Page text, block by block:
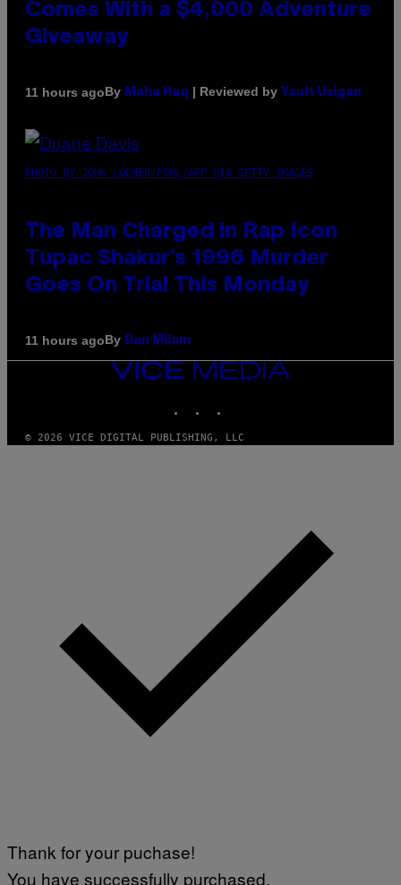
Comes With a $4,000 Adventure
Giveaway
11 hours agoBy Maha Haq | Reviewed by Ysolt Usigan
PHOTO BY JOHN LOCHER/POOL/AFP VIA GETTY IMAGES
The Man Charged in Rap Icon
Tupac Shakur’s 1996 Murder
Goes On Trial This Monday
11 hours agoBy Dan Milam
VICE
© 2026 VICE DIGITAL PUBLISHING, LLC
Thank for your puchase!
You have successfully purchased.